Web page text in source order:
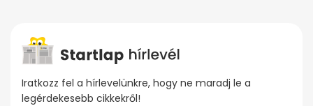
Iratkozz fel a hírlevelünkre, hogy ne maradj le a
legérdekesebb cikkekről!